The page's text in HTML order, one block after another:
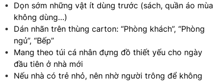
Dọn sớm những vật ít dùng trước (sách, quần áo mùa
không dùng…)
Dán nhãn trên thùng carton: “Phòng khách”, “Phòng
ngủ”, “Bếp”
Mang theo túi cá nhân đựng đồ thiết yếu cho ngày
đầu tiên ở nhà mới
Nếu nhà có trẻ nhỏ, nên nhờ người trông để không